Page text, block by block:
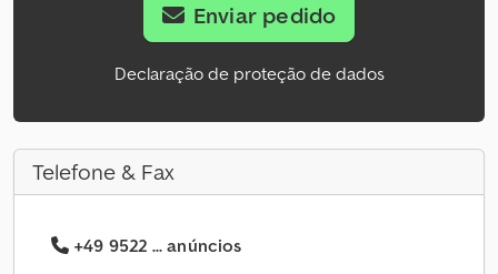
Enviar pedido
Declaração de proteção de dados
Telefone & Fax
+49 9522 ... anúncios